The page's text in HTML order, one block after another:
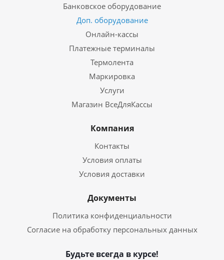
Банковское оборудование
Доп. оборудование
Онлайн-кассы
Платежные терминалы
Термолента
Маркировка
Услуги
Магазин ВсеДляКассы
Компания
Контакты
Условия оплаты
Условия доставки
Документы
Политика конфиденциальности
Согласие на обработку персональных данных
Будьте всегда в курсе!